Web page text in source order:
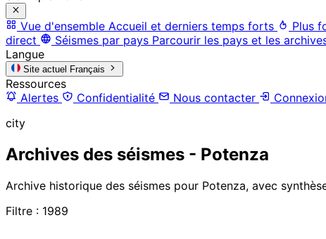
Vue d'ensemble Accueil et derniers temps forts Plus
direct
Séismes par pays Parcourir les pays et les
Langue
Site actuel Français
Ressources
Alertes
Confidentialité Nous contacter
city
Archives des séismes - Potenza
Archive historique des séismes pour Potenza, avec
Filtre : 1989